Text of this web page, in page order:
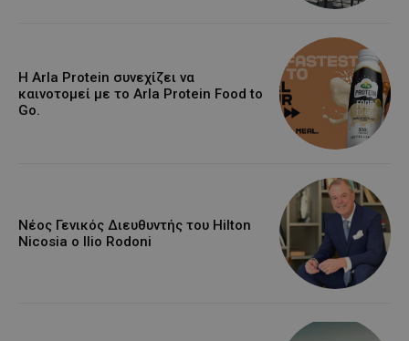
Η Arla Protein συνεχίζει να
καινοτομεί με το Arla Protein Food to
Go.
Νέος Γενικός Διευθυντής του Hilton
Nicosia ο Ilio Rodoni